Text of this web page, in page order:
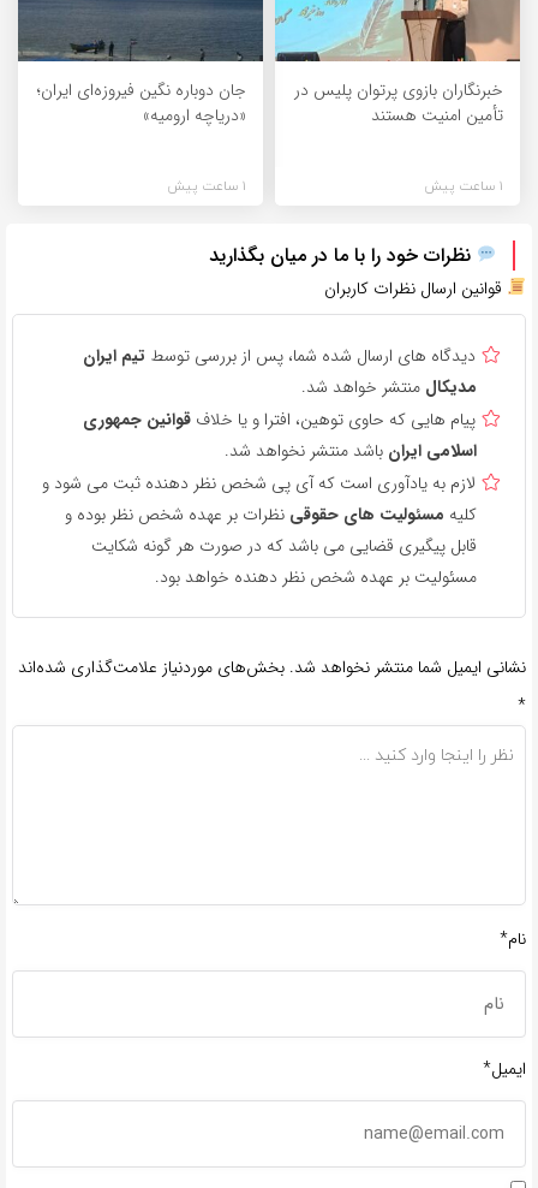
خبرنگاران بازوی پرتوان پلیس در
تأمین امنیت هستند
1 ساعت پیش
جان دوباره نگین فیروزه‌ای ایران؛
«دریاچه ارومیه»
1 ساعت پیش
نظرات خود را با ما در میان بگذارید
قوانین ارسال نظرات کاربران
دیدگاه های ارسال شده شما، پس از بررسی توسط تیم ایران
مدیکال منتشر خواهد شد.
پیام هایی که حاوی توهین، افترا و یا خلاف قوانین جمهوری
اسلامی ایران باشد منتشر نخواهد شد.
لازم به یادآوری است که آی پی شخص نظر دهنده ثبت می شود و
کلیه مسئولیت های حقوقی نظرات بر عهده شخص نظر بوده و
قابل پیگیری قضایی می باشد که در صورت هر گونه شکایت
مسئولیت بر عهده شخص نظر دهنده خواهد بود.
نشانی ایمیل شما منتشر نخواهد شد. بخش‌های موردنیاز علامت‌گذاری شده‌اند
*
نام*
ایمیل*